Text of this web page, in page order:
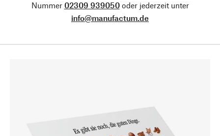
Nummer 02309 939050oder jederzeit unter
info@manufactum.de